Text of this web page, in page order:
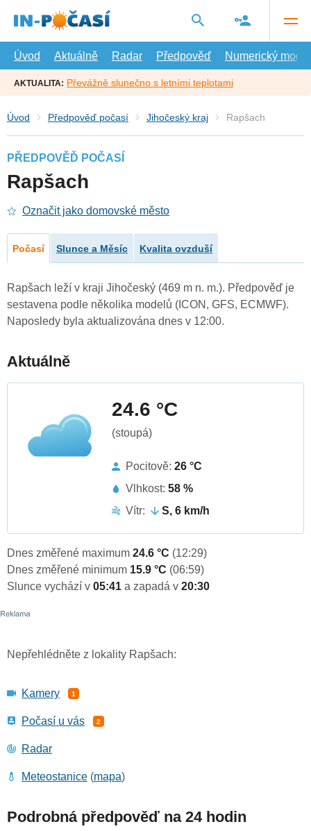
hlavní
Úvod
Aktuálně Radar Předpověď Numerický model
AKTUALITA: Převážně slunečno s letními teplotami
Úvod Předpověď počasí Jihočeský kraj Rapšach
PŘEDPOVĚĎ POČASÍ
Rapšach
Označit jako domovské město
Počasí Slunce a Měsíc Kvalita ovzduší
Rapšach leží v kraji Jihočeský (469 m n. m.). Předpověď je
sestavena podle několika modelů (ICON, GFS, ECMWF).
Naposledy byla aktualizována dnes v 12:00.
Aktuálně
24.6 °C
(stoupá)
Pocitově: 26 °C
Vlhkost: 58 %
Vítr:
S, 6 km/h
Dnes změřené maximum 24.6 °C (12:29)
Dnes změřené minimum 15.9 °C (06:59)
Slunce vychází v 05:41 a zapadá v 20:30
Nepřehlédněte z lokality Rapšach:
Kamery 1
Počasí u vás 2
Radar
Meteostanice (mapa)
Podrobná předpověď na 24 hodin